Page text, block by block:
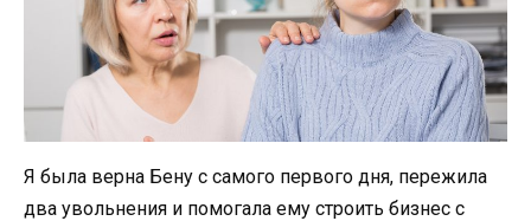
Я была верна Бену с самого первого дня, пережила
два увольнения и помогала ему строить бизнес с